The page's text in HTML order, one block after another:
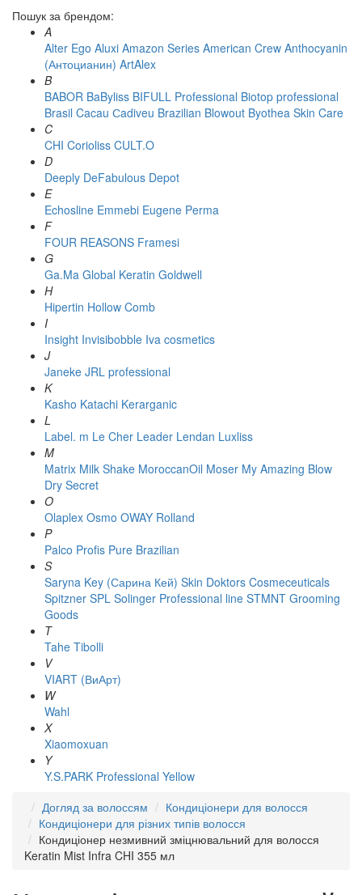
Пошук за брендом:
A
Alter Ego Aluxi Amazon Series American Crew Anthocyanin
(Антоцианин) ArtAlex
B
BABOR BaByliss BIFULL Professional Biotop professional
Brasil Cacau Сadiveu Brazilian Blowout Byothea Skin Care
C
CHI Corioliss CULT.O
D
Deeply DeFabulous Depot
E
Echosline Emmebi Eugene Perma
F
FOUR REASONS Framesi
G
Ga.Ma Global Keratin Goldwell
H
Hipertin Hollow Comb
I
Insight Invisibobble Iva cosmetics
J
Janeke JRL professional
K
Kasho Katachi Kerarganic
L
Label. m Le Cher Leader Lendan Luxliss
M
Matrix Milk Shake MoroccanOil Moser My Amazing Blow
Dry Secret
O
Olaplex Osmo OWAY Rolland
P
Palco Profis Pure Brazilian
S
Saryna Key (Сарина Кей) Skin Doktors Cosmeceuticals
Spitzner SPL Solinger Professional line STMNT Grooming
Goods
T
Tahe Tibolli
V
VIART (ВиАрт)
W
Wahl
X
Xiaomoxuan
Y
Y.S.PARK Professional Yellow
Догляд за волоссям
Кондиціонери для волосся
Кондиціонери для різних типів волосся
Кондиціонер незмивний зміцнювальний для волосся
Keratin Mist Infra CHI 355 мл